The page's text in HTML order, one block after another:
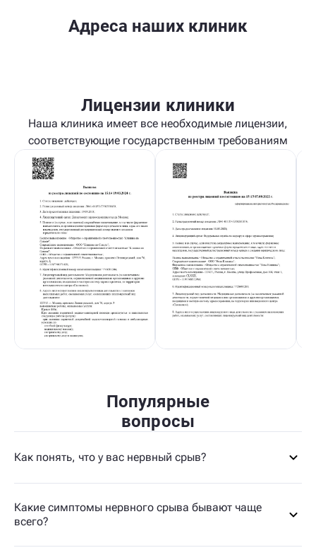
Адреса наших клиник
Лицензии клиники
Наша клиника имеет все необходимые лицензии,
соответствующие государственным требованиям
Популярные
вопросы
Как понять, что у вас нервный срыв?
Какие симптомы нервного срыва бывают чаще
всего?